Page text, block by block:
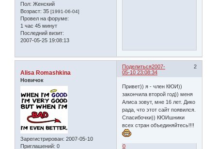
Пол: Женский
Возраст: 35 [1991-06-04]
Провел на форуме:
1 час 45 минут
Последний визит:
2007-05-25 19:08:13
Поделиться 2
2007-
05-10 23:08:34
Alisa Romashkina
Новичок
Зарегистрирован: 2007-05-10
Приглашений: 0
Привет)) я - член КЮИ))
закончила второй год)) меня
Алиса зовут, мне 16 лет. Дико
рада, что этот сайт появился.
Спасибочки)) КЮИшники
всех стран объединяйтесь!!!!
0